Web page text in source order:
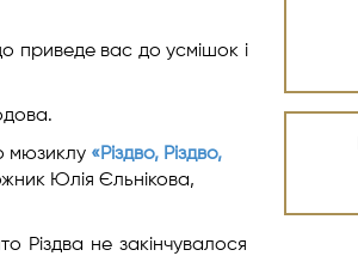
приведе вас до усмішок і
мюзиклу «Різдво, Різдво,
Юлія Єльнікова,
Різдва не закінчувалося